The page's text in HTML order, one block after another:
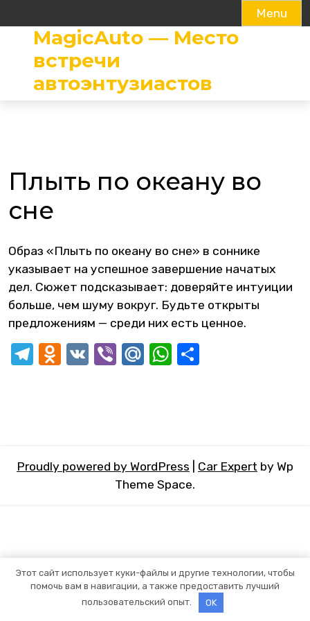
Menu
content
MagicAuto — Место
встречи
автоэнтузиастов
Плыть по океану во
сне
Образ «Плыть по океану во сне» в соннике
указывает на успешное завершение начатых
дел. Сюжет подсказывает: доверяйте интуиции
больше, чем шуму вокруг. Будьте открыты
предложениям — среди них есть ценное.
Telegram
Odnoklassniki
VK ViberMail.RuWhatsApp
Proudly powered by WordPress Car Expert by Wp
Theme Space.
Этот сайт использует куки-файлы и другие технологии, чтобы
помочь вам в навигации, а также предоставить лучший
пользовательский опыт.
OK